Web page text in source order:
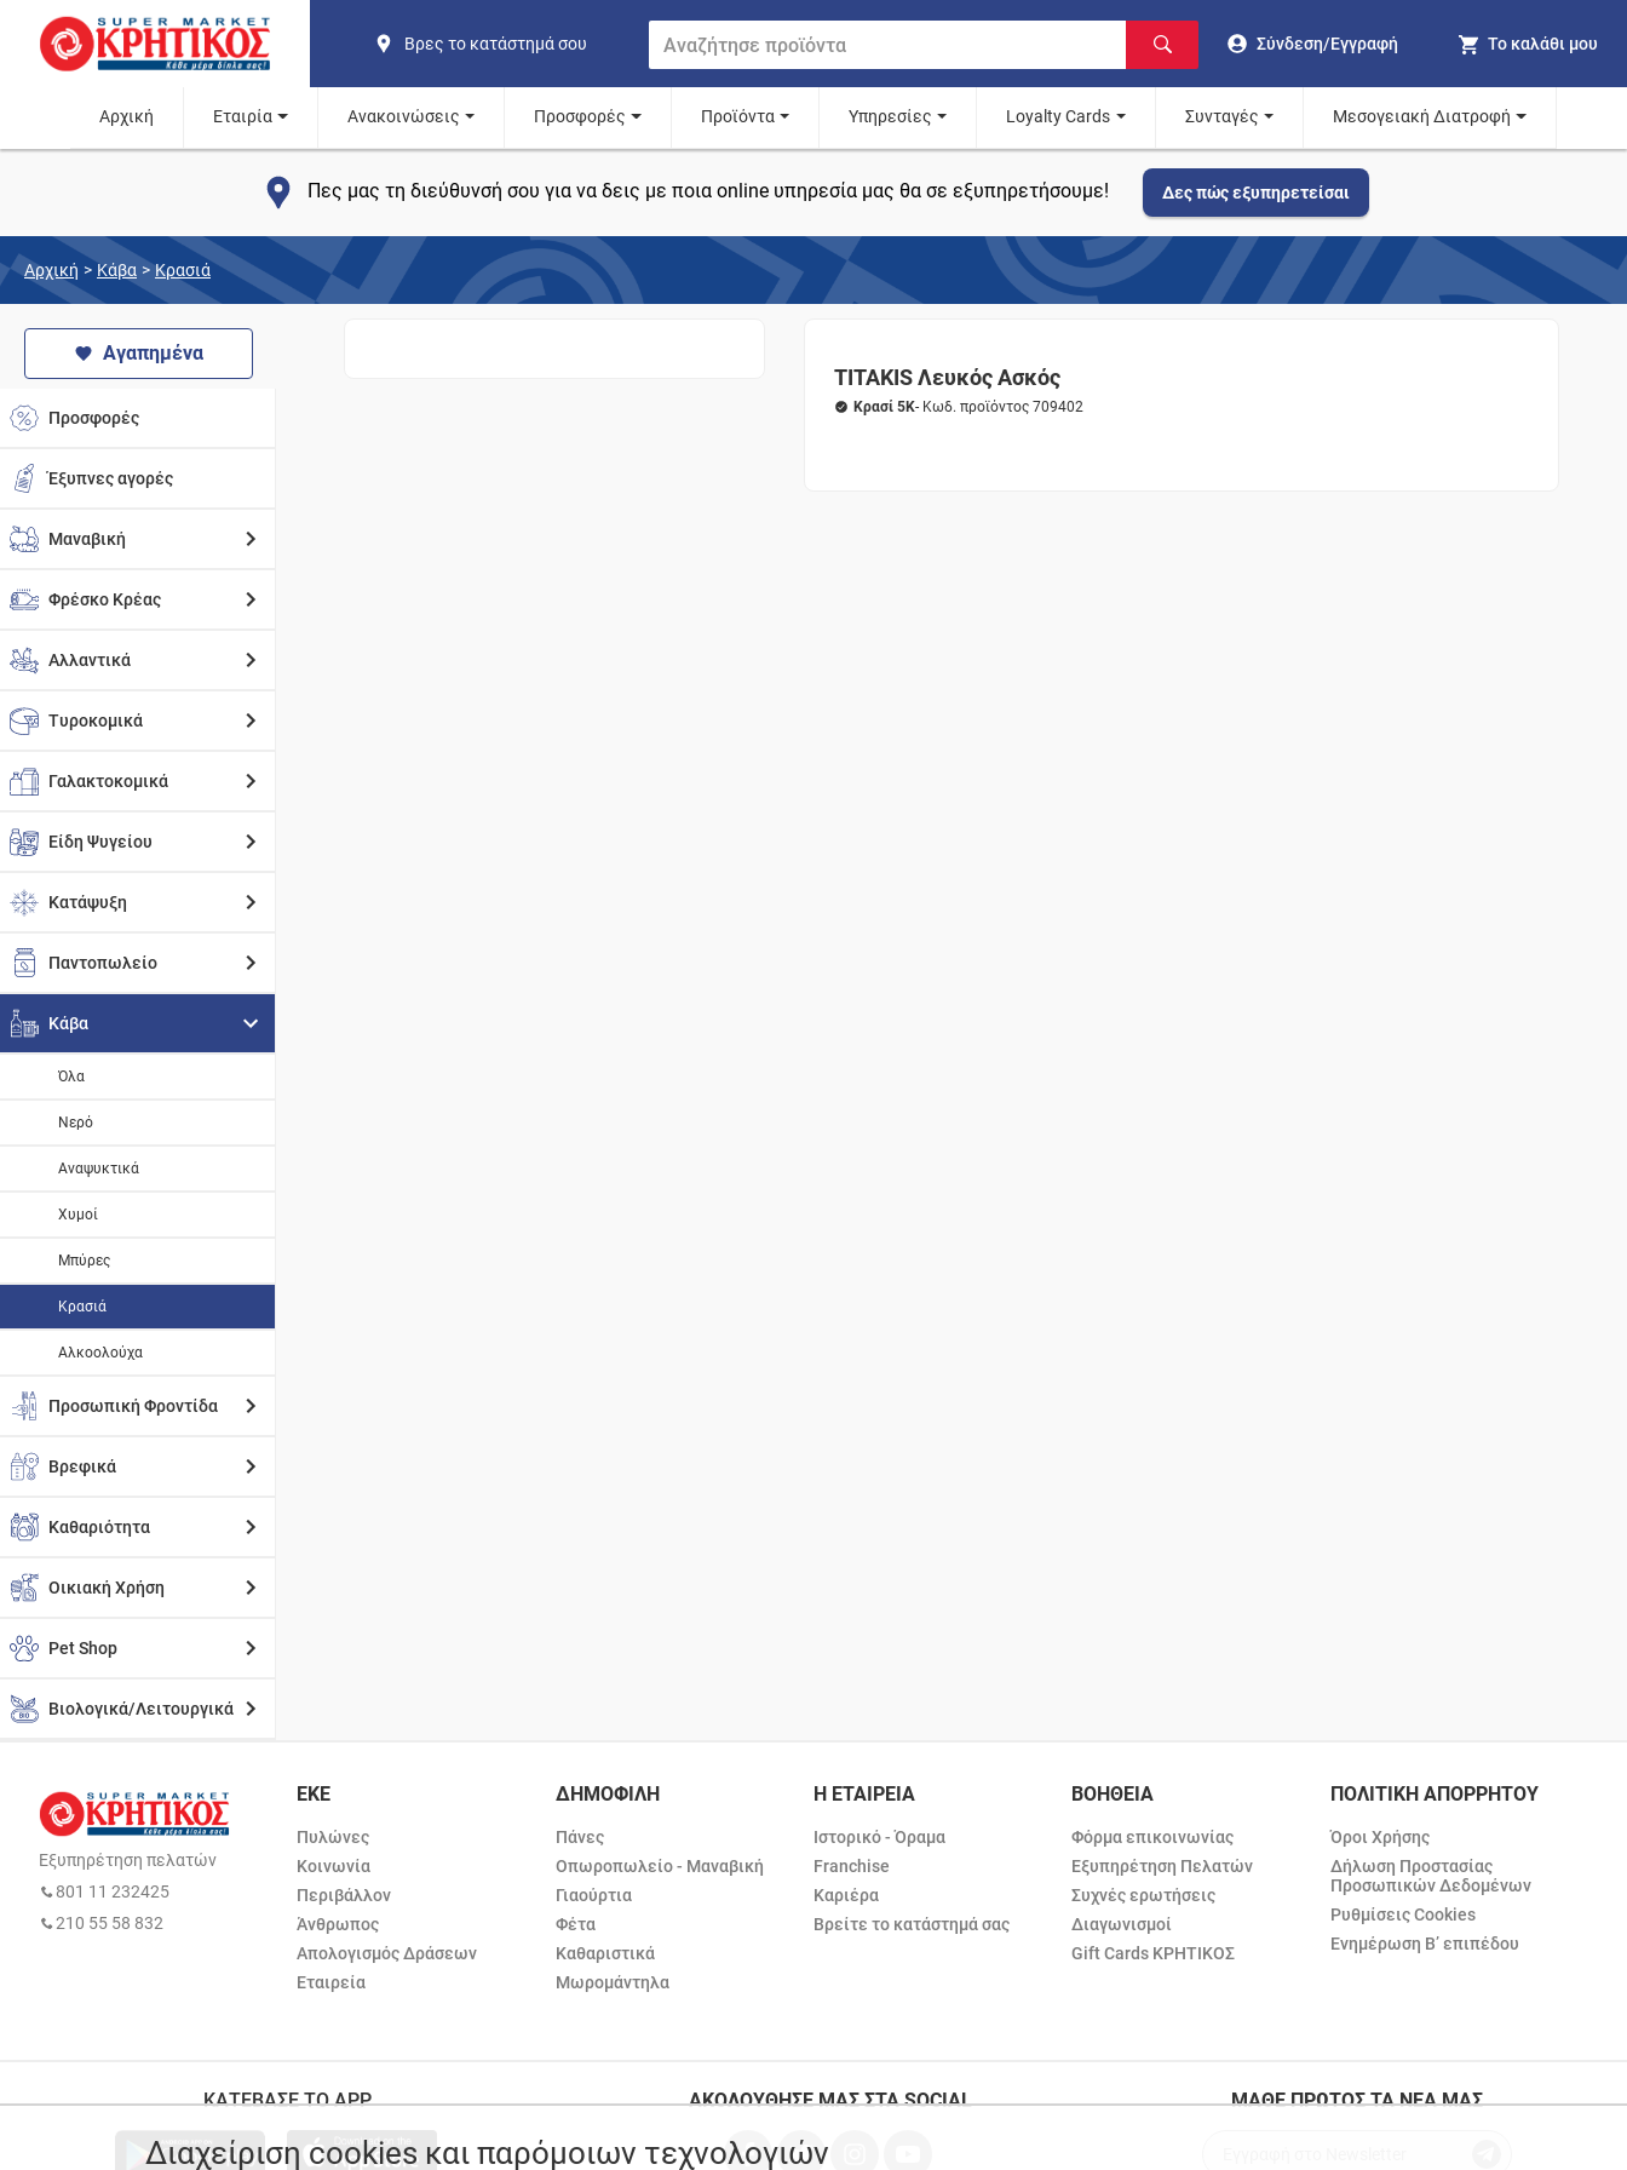
Βρες το κατάστημά σου Σύνδεση/Εγγραφή Το καλάθι μου
Αρχική Εταιρία Ανακοινώσεις Προσφορές Προϊόντα Υπηρεσίες Loyalty Cards Συνταγές Μεσογειακή Διατροφή
Πες μας τη διεύθυνσή σου για να δεις με ποια online υπηρεσία μας θα σε εξυπηρετήσουμε! Δες πώς εξυπηρετείσαι
Αρχική > Κάβα > Κρασιά
Αγαπημένα
Προσφορές
Έξυπνες αγορές
Μαναβική
Φρέσκο Κρέας
Αλλαντικά
Τυροκομικά
Γαλακτοκομικά
Είδη Ψυγείου
Κατάψυξη
Παντοπωλείο
Κάβα
Όλα
Νερό
Αναψυκτικά
Χυμοί
Μπύρες
Κρασιά
Αλκοολούχα
Προσωπική Φροντίδα
Βρεφικά
Καθαριότητα
Οικιακή Χρήση
Pet Shop
Βιολογικά/Λειτουργικά
TITAKIS Λευκός Ασκός
Κρασί 5K- Κωδ. προϊόντος 709402
Εξυπηρέτηση πελατών
801 11 232425
210 55 58 832
ΕΚΕ
Πυλώνες
Κοινωνία
Περιβάλλον
Άνθρωπος
Απολογισμός Δράσεων
Εταιρεία
ΔΗΜΟΦΙΛΗ
Πάνες
Οπωροπωλείο - Μαναβική
Γιαούρτια
Φέτα
Καθαριστικά
Μωρομάντηλα
Η ΕΤΑΙΡΕΙΑ
Ιστορικό - Όραμα
Franchise
Καριέρα
Βρείτε το κατάστημά σας
ΒΟΗΘΕΙΑ
Φόρμα επικοινωνίας
Εξυπηρέτηση Πελατών
Συχνές ερωτήσεις
Διαγωνισμοί
Gift Cards ΚΡΗΤΙΚΟΣ
ΠΟΛΙΤΙΚΗ ΑΠΟΡΡΗΤΟΥ
Όροι Χρήσης
Δήλωση Προστασίας
Προσωπικών Δεδομένων
Ρυθμίσεις Cookies
Ενημέρωση Β’ επιπέδου
ΚΑΤΕΒΑΣΕ ΤΟ APP ΑΚΟΛΟΥΘΗΣΕ ΜΑΣ ΣΤΑ SOCIAL ΜΑΘΕ ΠΡΩΤΟΣ ΤΑ ΝΕΑ ΜΑΣ
Διαχείριση cookies και παρόμοιων τεχνολογιών